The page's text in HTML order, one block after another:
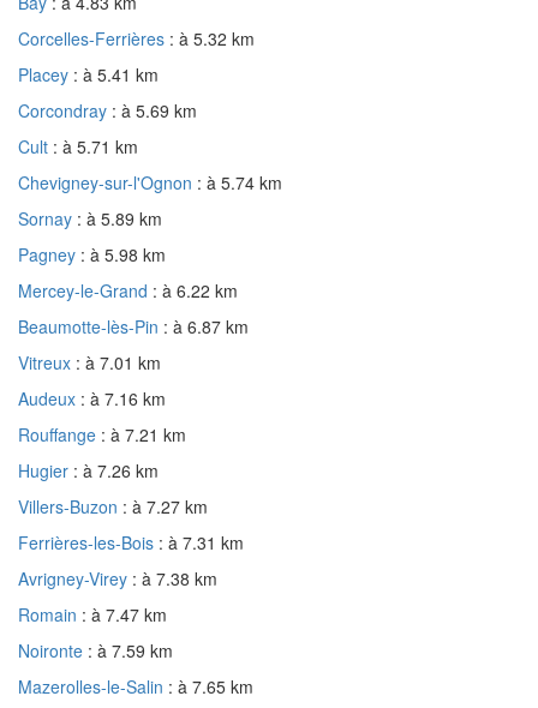
Corcelles-Ferrières : à 5.32 km
Placey : à 5.41 km
Corcondray : à 5.69 km
Cult : à 5.71 km
Chevigney-sur-l'Ognon : à 5.74 km
Sornay : à 5.89 km
Pagney : à 5.98 km
Mercey-le-Grand : à 6.22 km
Beaumotte-lès-Pin : à 6.87 km
Vitreux : à 7.01 km
Audeux : à 7.16 km
Rouffange : à 7.21 km
Hugier : à 7.26 km
Villers-Buzon : à 7.27 km
Ferrières-les-Bois : à 7.31 km
Avrigney-Virey : à 7.38 km
Romain : à 7.47 km
Noironte : à 7.59 km
Mazerolles-le-Salin : à 7.65 km